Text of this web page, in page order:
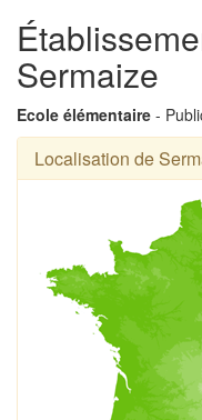
Sermaize
Ecole élémentaire -
Localisation de